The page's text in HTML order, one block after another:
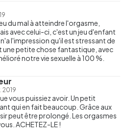
du mal à atteindre l'orgasme,
avec celui-ci, c'est un jeu d'enfant
l'impression qu'il est stressant de
une petite chose fantastique, avec
notre vie sexuelle à 100 %.
2019
vous puissiez avoir. Un petit
qui en fait beaucoup. Grâce aux
peut être prolongé. Les orgasmes
ACHETEZ-LE !